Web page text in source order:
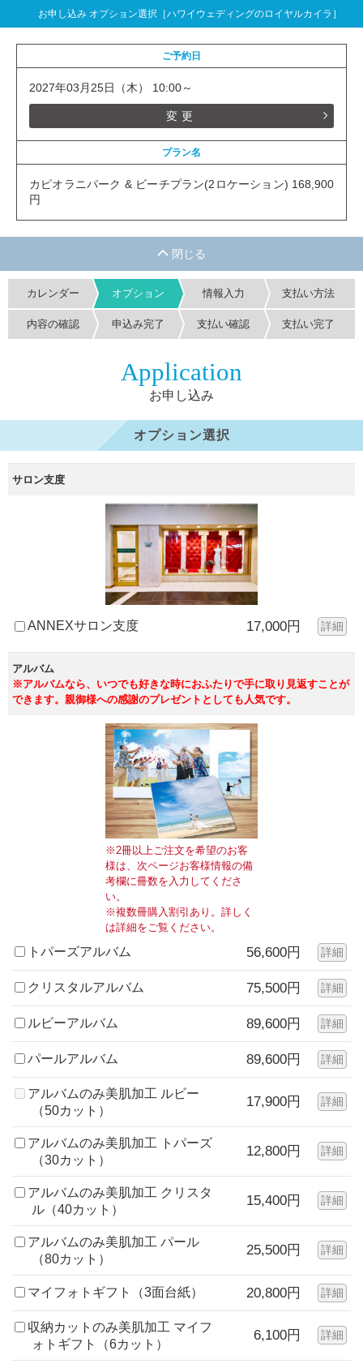
お申し込み オプション選択［ハワイウェディングのロイヤルカイラ］
ご予約日
2027年03月25日（木） 10:00～
変更
プラン名
カピオラニパーク & ビーチプラン(2ロケーション) 168,900
円
カレンダー オプション 情報入力 支払い方法
内容の確認 申込み完了 支払い確認 支払い完了
Application
お申し込み
オプション選択
サロン支度
ANNEXサロン支度 17,000円 詳細
アルバム
※アルバムなら、いつでも好きな時におふたりで手に取り見返すことが
できます。親御様への感謝のプレゼントとしても人気です。
※2冊以上ご注文を希望のお客
様は、次ページお客様情報の備
考欄に冊数を入力してくださ
い。
※複数冊購入割引あり。詳しく
は詳細をご覧ください。
トパーズアルバム 56,600円 詳細
クリスタルアルバム 75,500円 詳細
ルビーアルバム 89,600円 詳細
パールアルバム 89,600円 詳細
アルバムのみ美肌加工 ルビー
（50カット）
17,900円 詳細
アルバムのみ美肌加工 トパーズ
（30カット）
12,800円 詳細
アルバムのみ美肌加工 クリスタ
ル（40カット）
15,400円 詳細
アルバムのみ美肌加工 パール
（80カット）
25,500円 詳細
マイフォトギフト（3面台紙） 20,800円 詳細
収納カットのみ美肌加工 マイフ
ォトギフト（6カット）
6,100円 詳細